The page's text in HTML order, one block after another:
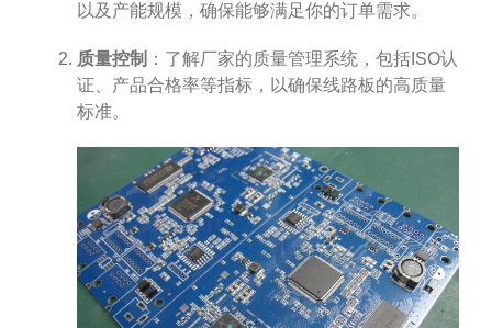
以及产能规模，确保能够满足你的订单需求。
质量控制 ：了解厂家的质量管理系统，包括ISO认
证、产品合格率等指标，以确保线路板的高质量
标准。